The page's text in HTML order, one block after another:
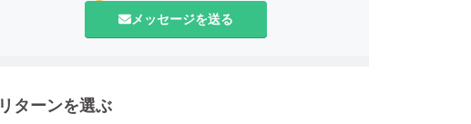
メッセージを送る
リターンを選ぶ